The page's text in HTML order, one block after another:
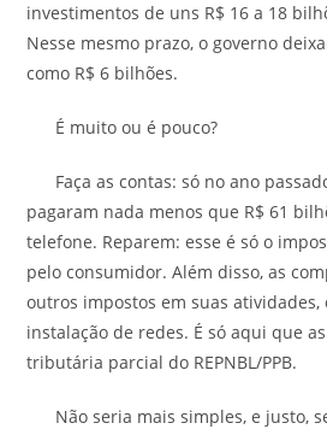
investimentos de uns R$ 16 a 18
Nesse mesmo prazo, o governo
como R$ 6 bilhões.
É muito ou é pouco?
Faça as contas: só no ano
pagaram nada menos que R$ 61
telefone. Reparem: esse é só o
pelo consumidor. Além disso, as
outros impostos em suas atividades,
instalação de redes. É só aqui que
tributária parcial do REPNBL/PPB.
Não seria mais simples, e justo,